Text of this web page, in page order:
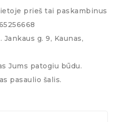
prieš tai paskambinus
Jankaus g. 9, Kaunas,
Jums patogiu būdu.
pasaulio šalis.